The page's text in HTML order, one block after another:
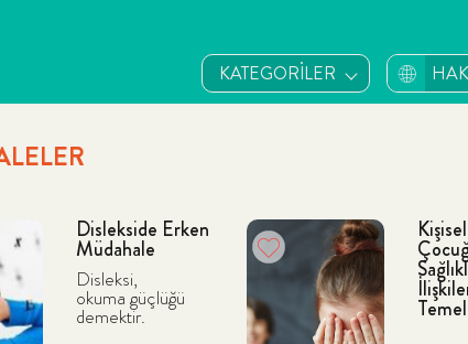
KATEGORİLER
Dislekside Erken
Müdahale
Disleksi,
okuma güçlüğü
demektir.